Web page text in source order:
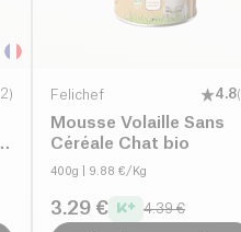
2) Felichef 4.8(
Mousse Volaille Sans
Céréale Chat bio
400g | 9.88 €/Kg
3.29 € 4.39 €